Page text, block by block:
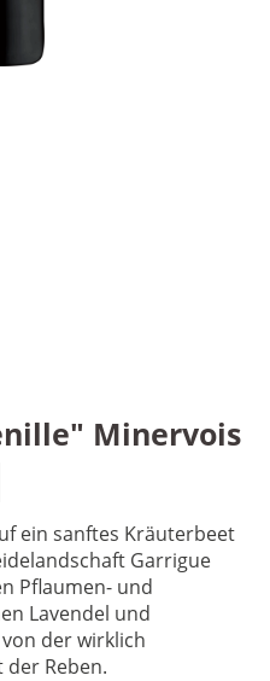
Minervois
ein sanftes Kräuterbeet
Garrigue
Pflaumen- und
Lavendel und
der wirklich
Reben.